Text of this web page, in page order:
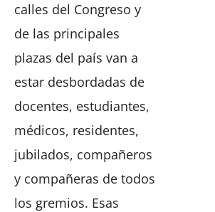
calles del Congreso y
de las principales
plazas del país van a
estar desbordadas de
docentes, estudiantes,
médicos, residentes,
jubilados, compañeros
y compañeras de todos
los gremios. Esas